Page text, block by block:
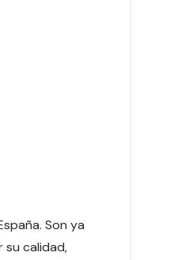
Son ya
su calidad,